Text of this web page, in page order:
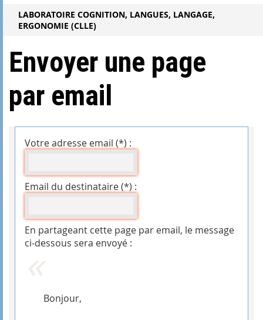
LABORATOIRE COGNITION, LANGUES, LANGAGE,
ERGONOMIE (CLLE)
Envoyer une page
par email
Votre adresse email (*) :
Email du destinataire (*) :
En partageant cette page par email, le message
ci-dessous sera envoyé :
Bonjour,